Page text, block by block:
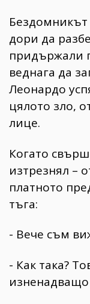
Бездомникът
дори да
придържали
веднага да
Леонардо
цялото зло,
лице.
Когато
изтрезнял –
платното
тъга:
- Вече съм
- Как така?